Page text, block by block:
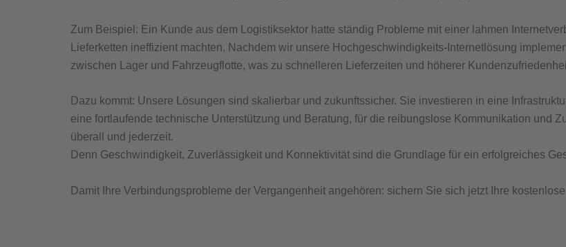
Zum Beispiel: Ein Kunde aus dem Logistiksektor hatte ständig Probleme mit einer lahmen
Lieferketten ineffizient machten. Nachdem wir unsere Hochgeschwindigkeits-Internetlösung
zwischen Lager und Fahrzeugflotte, was zu schnelleren Lieferzeiten und höherer
Dazu kommt: Unsere Lösungen sind skalierbar und zukunftssicher. Sie investieren in eine
eine fortlaufende technische Unterstützung und Beratung, für die reibungslose Kommunikation und
überall und jederzeit.
Denn Geschwindigkeit, Zuverlässigkeit und Konnektivität sind die Grundlage für ein erfolgreiches
Damit Ihre Verbindungsprobleme der Vergangenheit angehören: sichern Sie sich jetzt Ihre